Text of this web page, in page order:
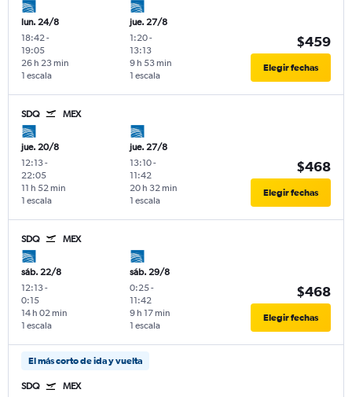
lun. 24/8
18:42-
19:05
1 escala
26 h 23 min
jue. 27/8
1:20-
13:13
1 escala
9 h 53 min
$459
Elegir fechas
SDQ MEX
jue. 20/8
12:13-
22:05
1 escala
11 h 52 min
jue. 27/8
13:10-
11:42
1 escala
20 h 32 min
$468
Elegir fechas
SDQ MEX
sáb. 22/8
12:13-
0:15
1 escala
14 h 02 min
sáb. 29/8
0:25-
11:42
1 escala
9 h 17 min
$468
Elegir fechas
El más corto de ida y vuelta
SDQ MEX